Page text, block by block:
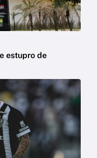
estupro de